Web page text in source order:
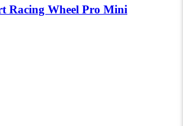
Racing Wheel Pro Mini